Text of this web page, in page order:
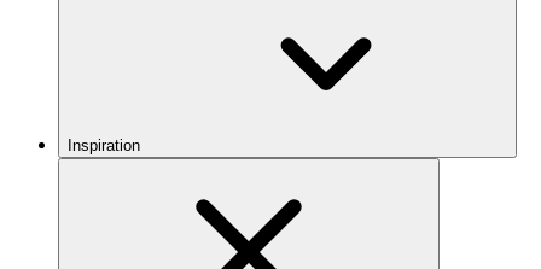
Inspiration